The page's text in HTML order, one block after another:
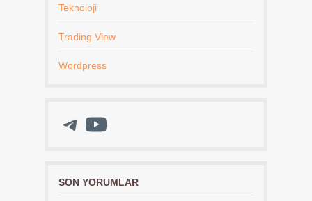
Teknoloji
Trading View
Wordpress
Telegram
YouTube
SON YORUMLAR